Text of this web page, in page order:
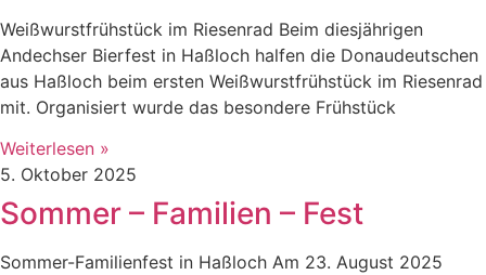
Weißwurstfrühstück im Riesenrad Beim diesjährigen
Andechser Bierfest in Haßloch halfen die Donaudeutschen
aus Haßloch beim ersten Weißwurstfrühstück im Riesenrad
mit. Organisiert wurde das besondere Frühstück
Weiterlesen »
5. Oktober 2025
Sommer – Familien – Fest
Sommer-Familienfest in Haßloch Am 23. August 2025